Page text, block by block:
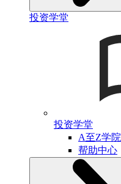
投资学堂
投资学堂
A至Z学院
帮助中心